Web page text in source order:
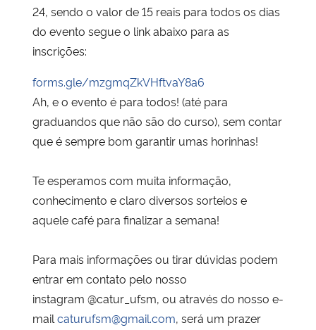
Ministério do Desenvolvimento Regional
Ministério da Mulher, da Família e dos Direitos Humanos
Secretaria-Geral
Secretaria de Governo
Gabinete de Segurança Institucional
Advocacia-Geral da União
24, sendo o valor de 15 reais para todos os dias
do evento segue o link abaixo para as
inscrições:
forms.gle/mzgmqZkVHftvaY8a6
Ah, e o evento é para todos! (até para
graduandos que não são do curso), sem contar
que é sempre bom garantir umas horinhas!
Te esperamos com muita informação,
conhecimento e claro diversos sorteios e
aquele café para finalizar a semana!
Para mais informações ou tirar dúvidas podem
entrar em contato pelo nosso
instagram @catur_ufsm, ou através do nosso e-
mail caturufsm@gmail.com, será um prazer